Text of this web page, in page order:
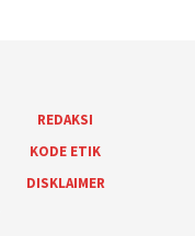
REDAKSI
KODE ETIK
DISKLAIMER